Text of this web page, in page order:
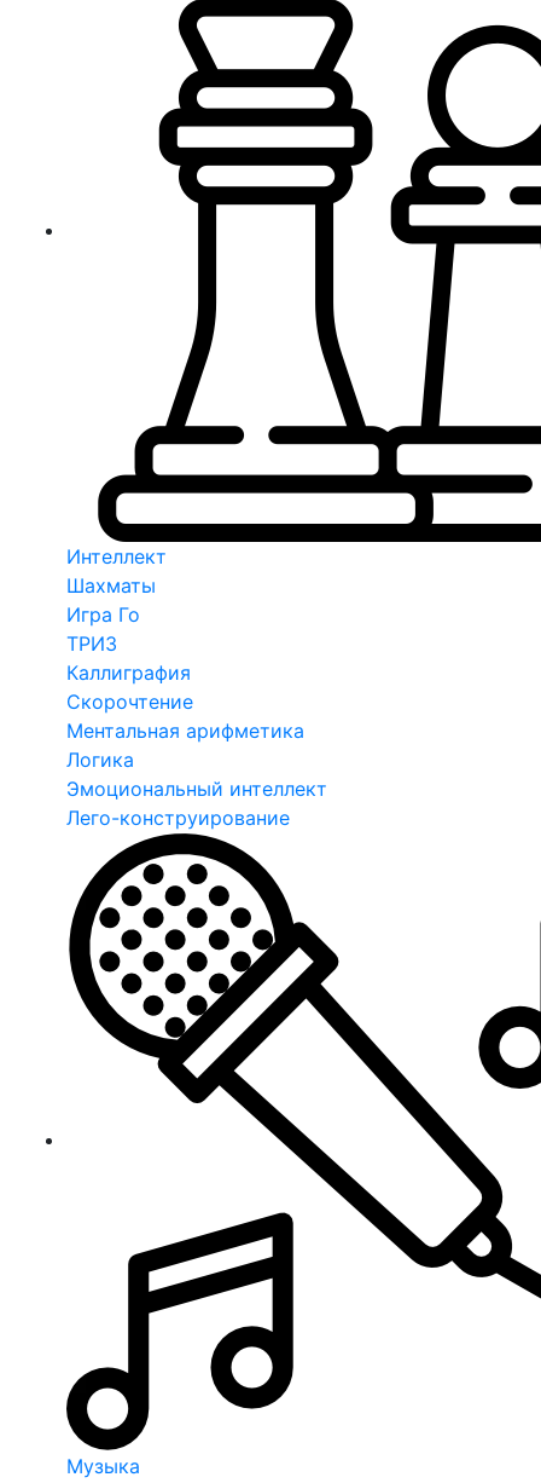
Интеллект
Шахматы
Игра Го
ТРИЗ
Каллиграфия
Скорочтение
Ментальная арифметика
Логика
Эмоциональный интеллект
Лего-конструирование
Музыка